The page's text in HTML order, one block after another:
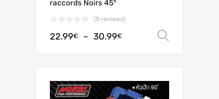
raccords Noirs 45°
(0 reviews)
22.99€ – 30.99€